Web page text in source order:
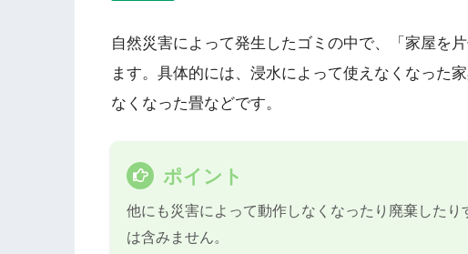
自然災害によって発生したゴミの中で、「家屋を
ます。具体的には、浸水によって使えなくなった
なくなった畳などです。
ポイント
他にも災害によって動作しなくなったり廃棄した
は含みません。